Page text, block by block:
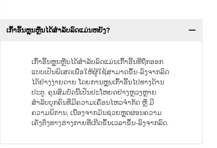
ເກົ້າອີ້ນຫຼຸນຫຼືນໄດ້ສຳລັບລົດແມ່ນຫຍັງ?
ເກົ້າອີ້ນຫຼຸນຫຼືນໄດ້ສຳລັບລົດແມ່ນເກົ້າອີ້ນທີ່ຖືກອອກ
ແບບເປັນພິເສດເພື່ອໃຫ້ຜູ້ໃຊ້ສາມາດຂຶ້ນ-ລົງຈາກລົດ
ໄດ້ຢ່າງງ່າຍດາຍ ໂດຍການຫຼຸນເກົ້າອີ້ນໄປທາງດ້ານ
ປະຕູ. ຄຸນສົມບັດນີ້ເປັນປະໂຫຍດຢ່າງຫຼວງຫຼາຍ
ສຳລັບບຸກຄົນທີ່ມີຄວາມເຄື່ອນໄຫວຈຳກັດ ຫຼື ມີ
ຄວາມພິການ, ເນື່ອງຈາກມັນຊ່ວຍຫຼຸດຜ່ອນຄວາມ
ເຄັ່ງຕຶງທາງຮ່າງກາຍທີ່ເກີດຂຶ້ນເວລາຂຶ້ນ-ລົງຈາກລົດ.